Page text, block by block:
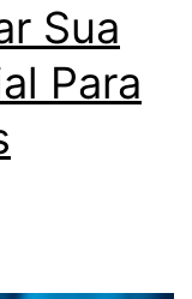
Sua
Para